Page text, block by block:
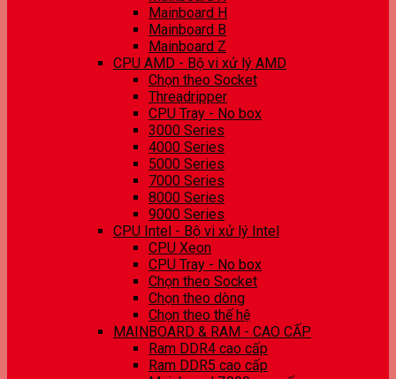
Mainboard H
Mainboard B
Mainboard Z
CPU AMD - Bộ vi xử lý AMD
Chọn theo Socket
Threadripper
CPU Tray - No box
3000 Series
4000 Series
5000 Series
7000 Series
8000 Series
9000 Series
CPU Intel - Bộ vi xử lý Intel
CPU Xeon
CPU Tray - No box
Chọn theo Socket
Chọn theo dòng
Chọn theo thế hệ
MAINBOARD & RAM - CAO CẤP
Ram DDR4 cao cấp
Ram DDR5 cao cấp